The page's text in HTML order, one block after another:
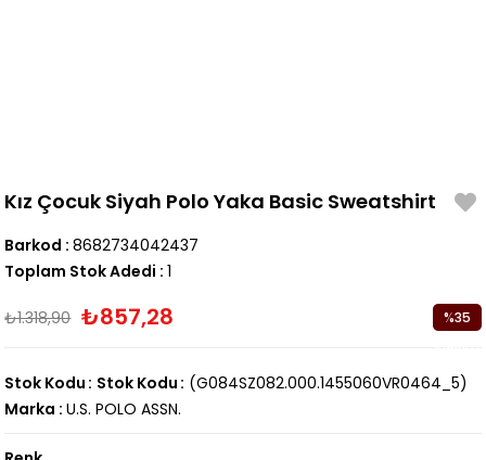
Kız Çocuk Siyah Polo Yaka Basic Sweatshirt
Barkod : 8682734042437
Toplam Stok Adedi : 1
₺1.318,90 ₺857,28 %35
(G084SZ082.000.1455060VR0464_5)
Stok Kodu Stok Kodu
Marka : U.S. POLO ASSN.